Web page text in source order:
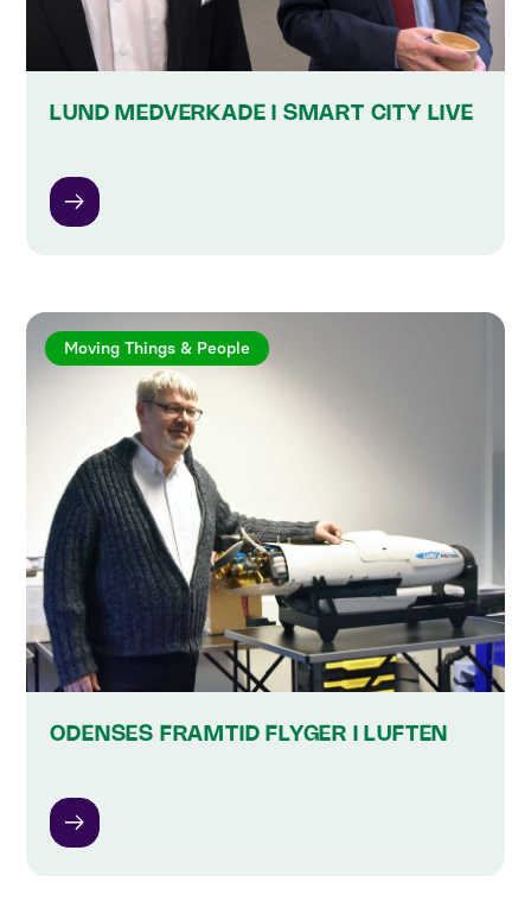
LUND MEDVERKADE I SMART CITY LIVE
Moving Things & People
ODENSES FRAMTID FLYGER I LUFTEN